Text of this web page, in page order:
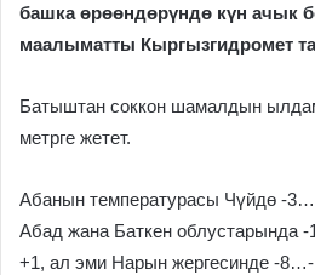
башка өрөөндөрүндө күн ачык
маалыматты Кыргызгидромет
Батыштан соккон шамалдын
метрге жетет.
Абанын температурасы Чүйдө -
Абад жана Баткен
+1, ал эми Нарын жергесинде -8…-